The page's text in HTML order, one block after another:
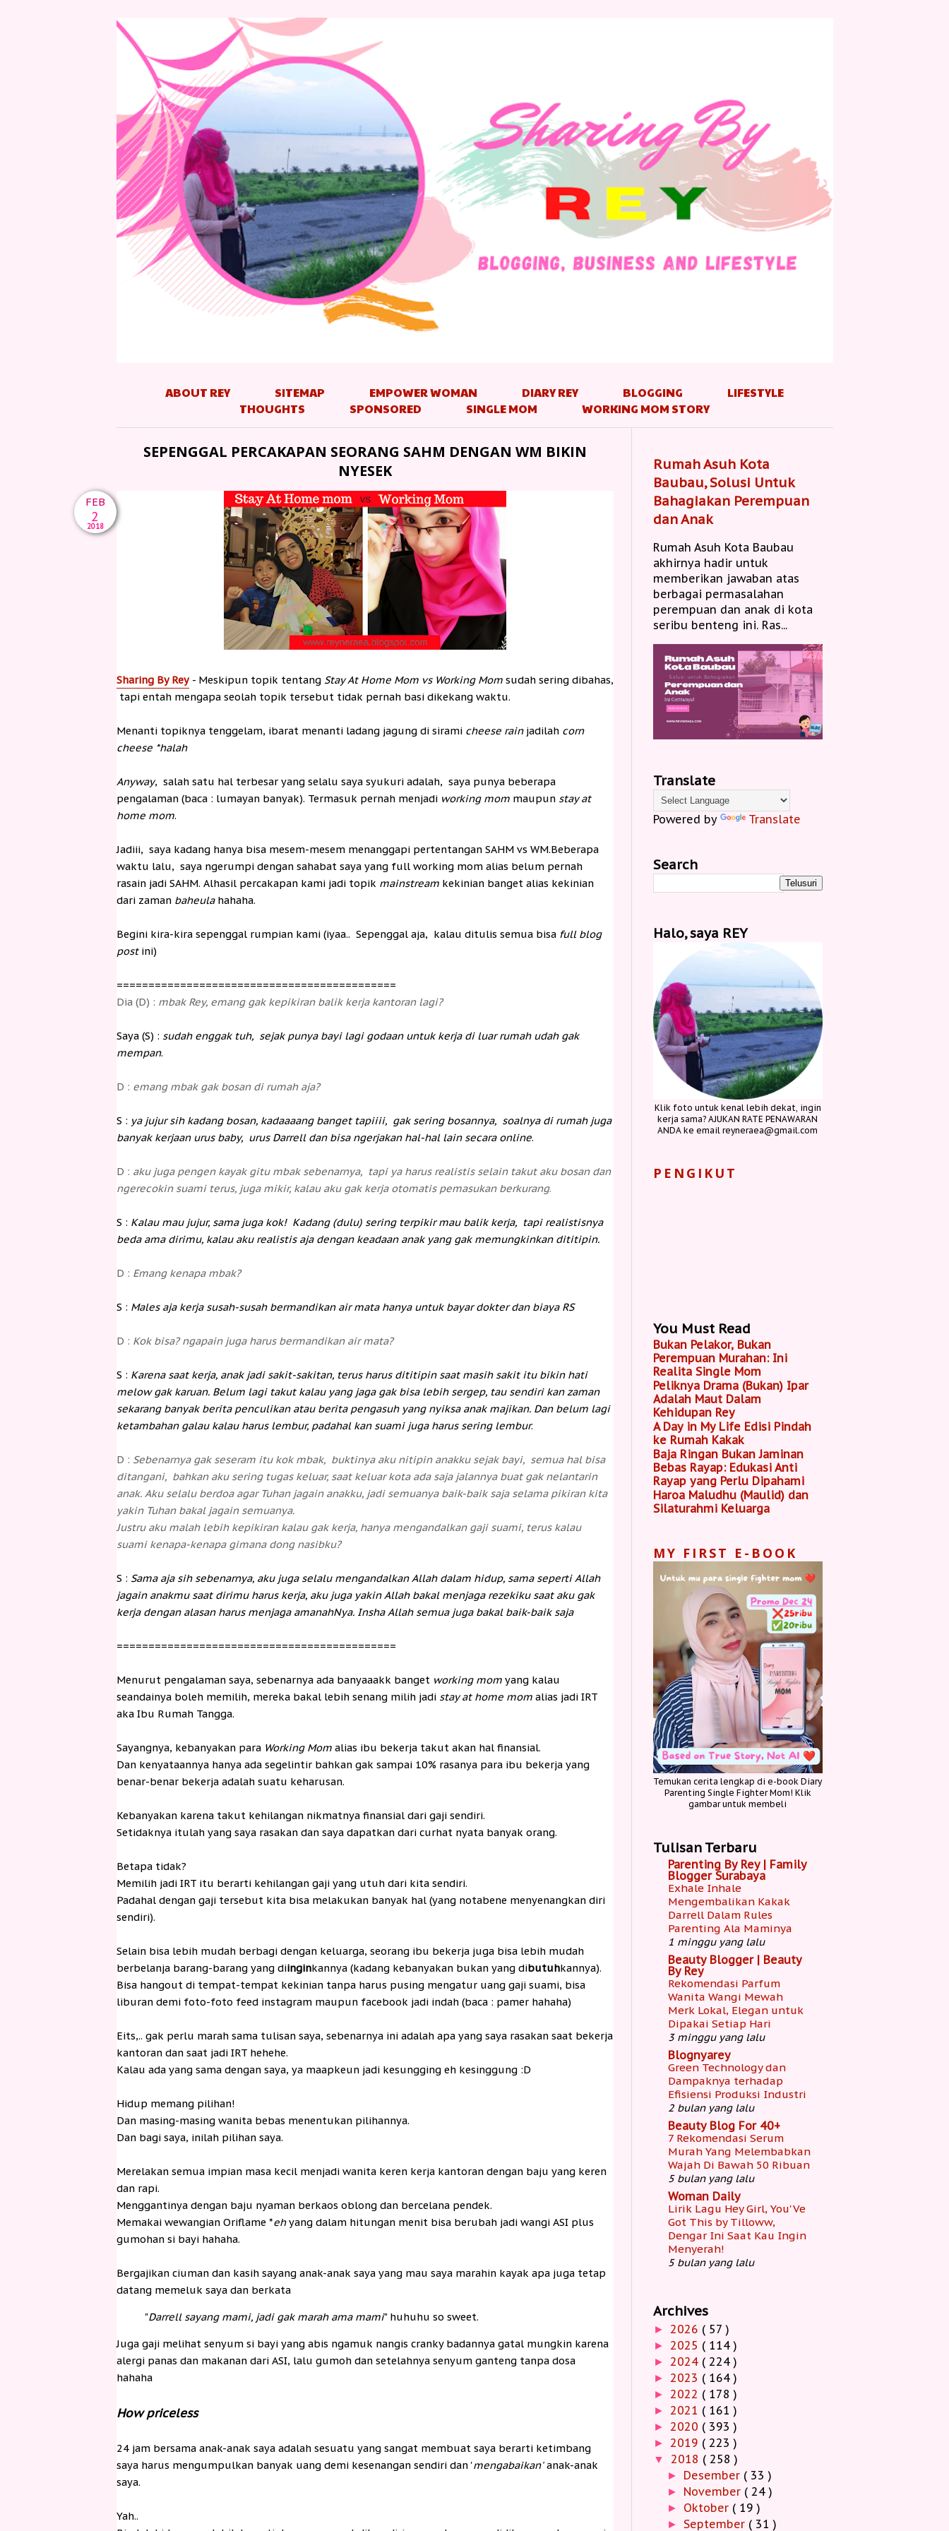
ABOUT REY SITEMAP EMPOWER WOMAN DIARY REY BLOGGING
LIFESTYLE
THOUGHTS
SPONSORED SINGLE MOM WORKING MOM STORY
SEPENGGAL PERCAKAPAN SEORANG SAHM DENGAN WM BIKIN
NYESEK
FEB
2
2018
Sharing By Rey- Meskipun topik tentang Stay At Home Mom vs Working Mom sudah sering dibahas,
tapi entah mengapa seolah topik tersebut tidak pernah basi dikekang waktu.
Menanti topiknya tenggelam, ibarat menanti ladang jagung di sirami cheese rain jadilah corn
cheese *halah
Anyway, salah satu hal terbesar yang selalu saya syukuri adalah, saya punya beberapa
pengalaman (baca : lumayan banyak). Termasuk pernah menjadi working mom maupun stay at
home mom.
Jadiii, saya kadang hanya bisa mesem-mesem menanggapi pertentangan SAHM vs WM.Beberapa
waktu lalu, saya ngerumpi dengan sahabat saya yang full working mom alias belum pernah
rasain jadi SAHM. Alhasil percakapan kami jadi topik mainstream kekinian banget alias kekinian
dari zaman baheula hahaha.
Begini kira-kira sepenggal rumpian kami (iyaa.. Sepenggal aja, kalau ditulis semua bisa full blog
post ini)
============================================
Dia (D) : mbak Rey, emang gak kepikiran balik kerja kantoran lagi?
Saya (S) : sudah enggak tuh, sejak punya bayi lagi godaan untuk kerja di luar rumah udah gak
mempan.
D : emang mbak gak bosan di rumah aja?
S : ya jujur sih kadang bosan, kadaaaang banget tapiiii, gak sering bosannya, soalnya di rumah juga
banyak kerjaan urus baby, urus Darrell dan bisa ngerjakan hal-hal lain secara online.
D : aku juga pengen kayak gitu mbak sebenarnya, tapi ya harus realistis selain takut aku bosan dan
ngerecokin suami terus, juga mikir, kalau aku gak kerja otomatis pemasukan berkurang.
S : Kalau mau jujur, sama juga kok! Kadang (dulu) sering terpikir mau balik kerja, tapi realistisnya
beda ama dirimu, kalau aku realistis aja dengan keadaan anak yang gak memungkinkan dititipin.
D : Emang kenapa mbak?
S : Males aja kerja susah-susah bermandikan air mata hanya untuk bayar dokter dan biaya RS
D : Kok bisa? ngapain juga harus bermandikan air mata?
S : Karena saat kerja, anak jadi sakit-sakitan, terus harus dititipin saat masih sakit itu bikin hati
melow gak karuan. Belum lagi takut kalau yang jaga gak bisa lebih sergep, tau sendiri kan zaman
sekarang banyak berita penculikan atau berita pengasuh yang nyiksa anak majikan. Dan belum lagi
ketambahan galau kalau harus lembur, padahal kan suami juga harus sering lembur.
D : Sebenarnya gak seseram itu kok mbak, buktinya aku nitipin anakku sejak bayi, semua hal bisa
ditangani, bahkan aku sering tugas keluar, saat keluar kota ada saja jalannya buat gak nelantarin
anak. Aku selalu berdoa agar Tuhan jagain anakku, jadi semuanya baik-baik saja selama pikiran kita
yakin Tuhan bakal jagain semuanya.
Justru aku malah lebih kepikiran kalau gak kerja, hanya mengandalkan gaji suami, terus kalau
suami kenapa-kenapa gimana dong nasibku?
S : Sama aja sih sebenarnya, aku juga selalu mengandalkan Allah dalam hidup, sama seperti Allah
jagain anakmu saat dirimu harus kerja, aku juga yakin Allah bakal menjaga rezekiku saat aku gak
kerja dengan alasan harus menjaga amanahNya. Insha Allah semua juga bakal baik-baik saja
============================================
Menurut pengalaman saya, sebenarnya ada banyaaakk banget working mom yang kalau
seandainya boleh memilih, mereka bakal lebih senang milih jadi stay at home mom alias jadi IRT
aka Ibu Rumah Tangga.
Sayangnya, kebanyakan para Working Mom alias ibu bekerja takut akan hal finansial.
Dan kenyataannya hanya ada segelintir bahkan gak sampai 10% rasanya para ibu bekerja yang
benar-benar bekerja adalah suatu keharusan.
Kebanyakan karena takut kehilangan nikmatnya finansial dari gaji sendiri.
Setidaknya itulah yang saya rasakan dan saya dapatkan dari curhat nyata banyak orang.
Betapa tidak?
Memilih jadi IRT itu berarti kehilangan gaji yang utuh dari kita sendiri.
Padahal dengan gaji tersebut kita bisa melakukan banyak hal (yang notabene menyenangkan diri
sendiri).
Selain bisa lebih mudah berbagi dengan keluarga, seorang ibu bekerja juga bisa lebih mudah
berbelanja barang-barang yang diinginkannya (kadang kebanyakan bukan yang dibutuhkannya).
Bisa hangout di tempat-tempat kekinian tanpa harus pusing mengatur uang gaji suami, bisa
liburan demi foto-foto feed instagram maupun facebook jadi indah (baca : pamer hahaha)
Eits,.. gak perlu marah sama tulisan saya, sebenarnya ini adalah apa yang saya rasakan saat bekerja
kantoran dan saat jadi IRT hehehe.
Kalau ada yang sama dengan saya, ya maapkeun jadi kesungging eh kesinggung :D
Hidup memang pilihan!
Dan masing-masing wanita bebas menentukan pilihannya.
Dan bagi saya, inilah pilihan saya.
Merelakan semua impian masa kecil menjadi wanita keren kerja kantoran dengan baju yang keren
dan rapi.
Menggantinya dengan baju nyaman berkaos oblong dan bercelana pendek.
Memakai wewangian Oriflame *ehyang dalam hitungan menit bisa berubah jadi wangi ASI plus
gumohan si bayi hahaha.
Bergajikan ciuman dan kasih sayang anak-anak saya yang mau saya marahin kayak apa juga tetap
datang memeluk saya dan berkata
"Darrell sayang mami, jadi gak marah ama mami" huhuhu so sweet.
Juga gaji melihat senyum si bayi yang abis ngamuk nangis cranky badannya gatal mungkin karena
alergi panas dan makanan dari ASI, lalu gumoh dan setelahnya senyum ganteng tanpa dosa
hahaha
How priceless
24 jam bersama anak-anak saya adalah sesuatu yang sangat membuat saya berarti ketimbang
saya harus mengumpulkan banyak uang demi kesenangan sendiri dan 'mengabaikan'anak-anak
saya.
Yah..
Rumah Asuh Kota
Baubau, Solusi Untuk
Bahagiakan Perempuan
dan Anak
Rumah Asuh Kota Baubau
akhirnya hadir untuk
memberikan jawaban atas
berbagai permasalahan
perempuan dan anak di kota
seribu benteng ini. Ras...
Translate
Powered by Translate
Search
Halo, saya REY
Klik foto untuk kenal lebih dekat, ingin
kerja sama? AJUKAN RATE PENAWARAN
ANDA ke email reyneraea@gmail.com
PENGIKUT
You Must Read
Bukan Pelakor, Bukan
Perempuan Murahan: Ini
Realita Single Mom
Peliknya Drama (Bukan) Ipar
Adalah Maut Dalam
Kehidupan Rey
A Day in My Life Edisi Pindah
ke Rumah Kakak
Baja Ringan Bukan Jaminan
Bebas Rayap: Edukasi Anti
Rayap yang Perlu Dipahami
Haroa Maludhu (Maulid) dan
Silaturahmi Keluarga
MY FIRST E-BOOK
Temukan cerita lengkap di e-book Diary
Parenting Single Fighter Mom! Klik
gambar untuk membeli
Tulisan Terbaru
Parenting By Rey | Family
Blogger Surabaya
Exhale Inhale
Mengembalikan Kakak
Darrell Dalam Rules
Parenting Ala Maminya
1 minggu yang lalu
Beauty Blogger | Beauty
By Rey
Rekomendasi Parfum
Wanita Wangi Mewah
Merk Lokal, Elegan untuk
Dipakai Setiap Hari
3 minggu yang lalu
Blognyarey
Green Technology dan
Dampaknya terhadap
Efisiensi Produksi Industri
2 bulan yang lalu
Beauty Blog For 40+
7 Rekomendasi Serum
Murah Yang Melembabkan
Wajah Di Bawah 50 Ribuan
5 bulan yang lalu
Woman Daily
Lirik Lagu Hey Girl, You'Ve
Got This by Tilloww,
Dengar Ini Saat Kau Ingin
Menyerah!
5 bulan yang lalu
Archives
► 2026 ( 57 )
► 2025 ( 114 )
► 2024 ( 224 )
► 2023 ( 164 )
► 2022 ( 178 )
► 2021 ( 161 )
► 2020 ( 393 )
► 2019 ( 223 )
▼ 2018 ( 258 )
► Desember ( 33 )
► November ( 24 )
► Oktober ( 19 )
► September ( 31 )